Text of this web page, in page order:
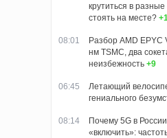
крутиться в
стоять на месте?
08:01
Разбор AMD EPYC
нм TSMC, два
неизбежность +9
06:45
Летающий
гениального
08:14
Почему 5G в
«включить»: